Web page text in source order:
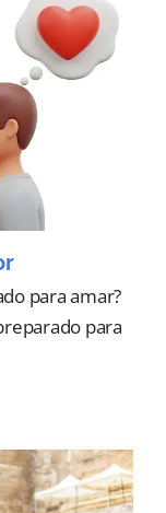
para amar?
para